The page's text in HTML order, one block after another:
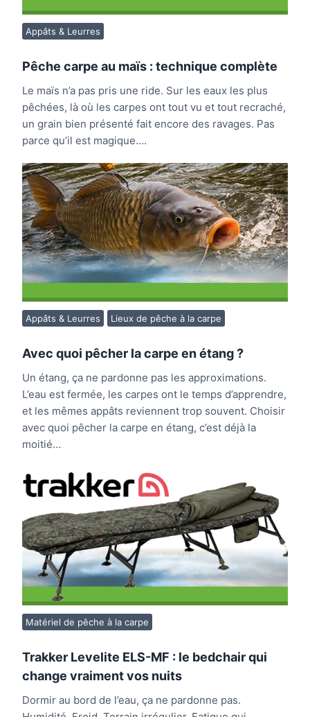
Pêche carpe au maïs : technique complète
Appâts & Leurres
Le maïs n’a pas pris une ride. Sur les eaux les plus
pêchées, là où les carpes ont tout vu et tout recraché,
un grain bien présenté fait encore des ravages. Pas
parce qu’il est magique….
Avec quoi pêcher la carpe en étang ?
Appâts & Leurres Lieux de pêche à la carpe
Un étang, ça ne pardonne pas les approximations.
L’eau est fermée, les carpes ont le temps d’apprendre,
et les mêmes appâts reviennent trop souvent. Choisir
avec quoi pêcher la carpe en étang, c’est déjà la
moitié…
Trakker Levelite ELS-MF : le bedchair qui
change vraiment vos nuits
Matériel de pêche à la carpe
Dormir au bord de l’eau, ça ne pardonne pas.